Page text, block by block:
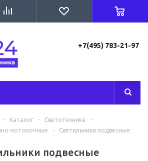
+7(495) 783-21-97
- Каталог - Светотехника
-
потолочные
- Светильники подвесные
подвесные